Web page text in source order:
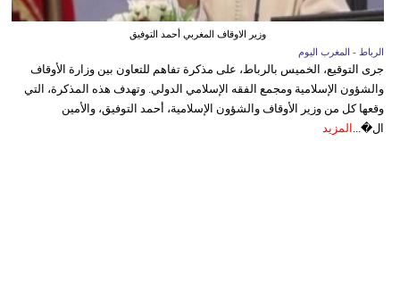
وزير الاوقاف المغربي أحمد التوفيق
الرباط - المغرب اليوم
جرى التوقيع، الخميس بالرباط، على مذكرة تفاهم للتعاون بين وزارة الأوقاف
والشؤون الإسلامية ومجمع الفقه الإسلامي الدولي. وتهدف هذه المذكرة، التي
وقعها كل من وزير الأوقاف والشؤون الإسلامية، أحمد التوفيق، والأمين
ال�... المزيد